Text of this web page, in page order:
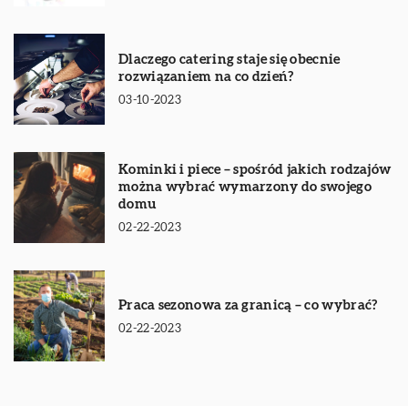
Dlaczego catering staje się obecnie
rozwiązaniem na co dzień?
03-10-2023
Kominki i piece – spośród jakich rodzajów
można wybrać wymarzony do swojego
domu
02-22-2023
Praca sezonowa za granicą – co wybrać?
02-22-2023